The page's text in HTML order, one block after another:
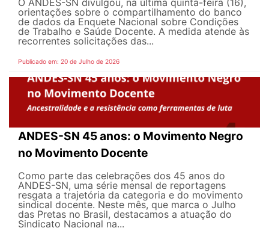
O ANDES-SN divulgou, na última quinta-feira (16),
orientações sobre o compartilhamento do banco
de dados da Enquete Nacional sobre Condições
de Trabalho e Saúde Docente. A medida atende às
recorrentes solicitações das...
Publicado em: 20 de Julho de 2026
ANDES-SN 45 anos: o Movimento Negro
no Movimento Docente
Como parte das celebrações dos 45 anos do
ANDES-SN, uma série mensal de reportagens
resgata a trajetória da categoria e do movimento
sindical docente. Neste mês, que marca o Julho
das Pretas no Brasil, destacamos a atuação do
Sindicato Nacional na...